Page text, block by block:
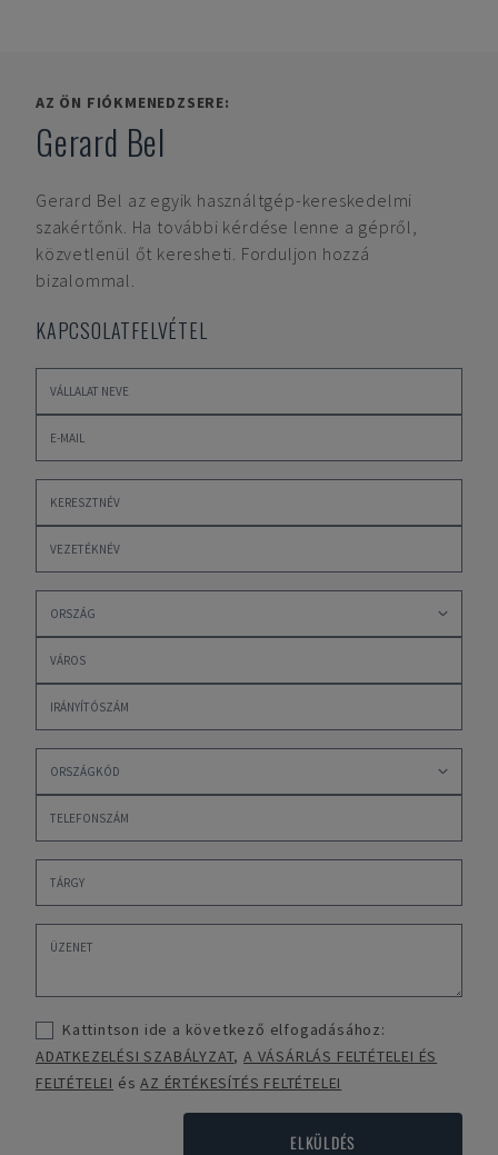
AZ ÖN FIÓKMENEDZSERE:
Gerard Bel
Gerard Bel az egyik használtgép-kereskedelmi
szakértőnk. Ha további kérdése lenne a gépről,
közvetlenül őt keresheti. Forduljon hozzá
bizalommal.
KAPCSOLATFELVÉTEL
Kattintson ide a következő elfogadásához:
ADATKEZELÉSI SZABÁLYZAT,A VÁSÁRLÁS FELTÉTELEI ÉS
FELTÉTELEI ésAZ ÉRTÉKESÍTÉS FELTÉTELEI
ELKÜLDÉS